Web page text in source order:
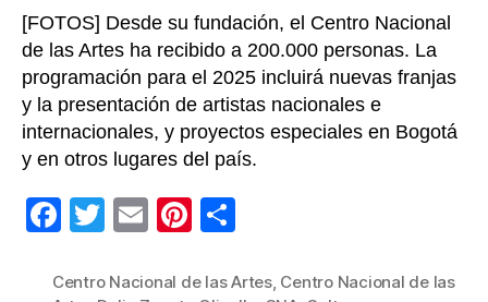
el
[FOTOS] Desde su fundación, el Centro Nacional
de las Artes ha recibido a 200.000 personas. La
programación para el 2025 incluirá nuevas franjas
y la presentación de artistas nacionales e
internacionales, y proyectos especiales en Bogotá
y en otros lugares del país.
F
c
T
tt
E
ail
Pi
er m
Centro Nacional de las Artes, Centro Nacional de las